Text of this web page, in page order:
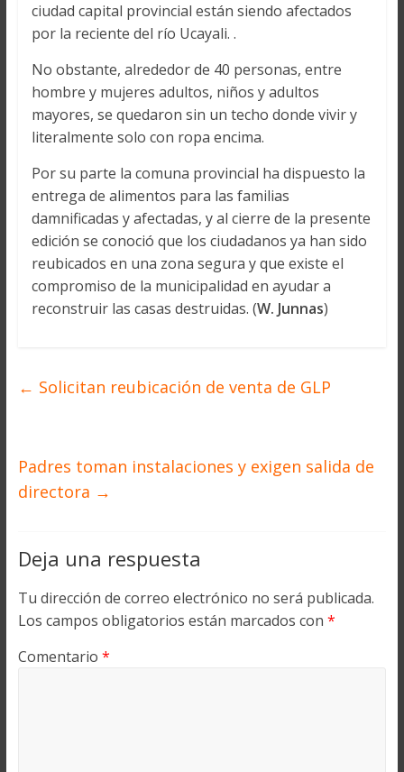
ciudad capital provincial están siendo afectados
por la reciente del río Ucayali. .
No obstante, alrededor de 40 personas, entre
hombre y mujeres adultos, niños y adultos
mayores, se quedaron sin un techo donde vivir y
literalmente solo con ropa encima.
Por su parte la comuna provincial ha dispuesto la
entrega de alimentos para las familias
damnificadas y afectadas, y al cierre de la presente
edición se conoció que los ciudadanos ya han sido
reubicados en una zona segura y que existe el
compromiso de la municipalidad en ayudar a
reconstruir las casas destruidas. (W. Junnas)
← Solicitan reubicación de venta de GLP
Padres toman instalaciones y exigen salida de
directora →
Deja una respuesta
Tu dirección de correo electrónico no será publicada.
Los campos obligatorios están marcados con *
Comentario *